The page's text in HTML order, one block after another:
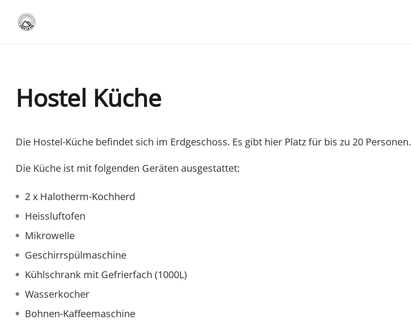
Hostel Küche
Die Hostel-Küche befindet sich im Erdgeschoss. Es gibt hier Platz für bis zu 20 Personen.
Die Küche ist mit folgenden Geräten ausgestattet:
2 x Halotherm-Kochherd
Heissluftofen
Mikrowelle
Geschirrspülmaschine
Kühlschrank mit Gefrierfach (1000L)
Wasserkocher
Bohnen-Kaffeemaschine